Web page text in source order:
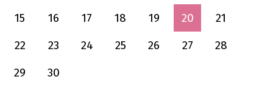
15
16 17 18 19 20
21
22
23 24 25 26 27
28
29
30